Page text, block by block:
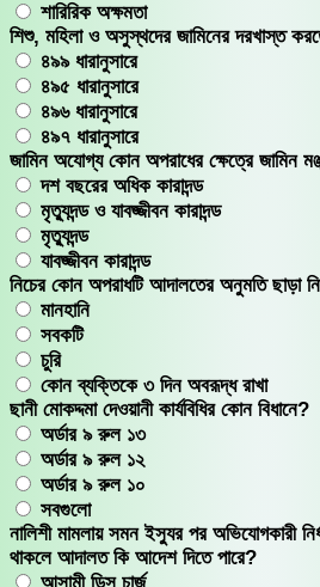
শারিরিক অক্ষমতা
শিশু, মহিলা ও অসুস্থদের জামিনের দরখাস্ত
৪৯৯ ধারানুসারে
৪৯৫ ধারানুসারে
৪৯৬ ধারানুসারে
৪৯৭ ধারানুসারে
জামিন অযোগ্য কোন অপরাধের ক্ষেত্রে জামিন
দশ বছরের অধিক কারাদন্ড
মৃত্যুদন্ড ও যাবজ্জীবন কারাদন্ড
মৃত্যুদন্ড
যাবজ্জীবন কারাদন্ড
নিচের কোন অপরাধটি আদালতের অনুমতি ছাড়া
মানহানি
সবকটি
চুরি
কোন ব্যক্তিকে ৩ দিন অবরূদ্ধ রাখা
ছানী মোকদ্দমা দেওয়ানী কার্যবিধির কোন বিধানে?
অর্ডার ৯ রুল ১৩
অর্ডার ৯ রুল ১২
অর্ডার ৯ রুল ১০
সবগুলো
নালিশী মামলায় সমন ইস্যুর পর অভিযোগকারী
থাকলে আদালত কি আদেশ দিতে পারে?